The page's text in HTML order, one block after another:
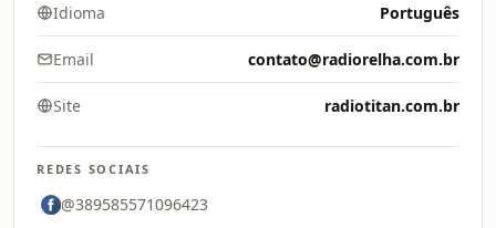
Idioma Português
Email contato@radiorelha.com.br
Site radiotitan.com.br
REDES SOCIAIS
@389585571096423